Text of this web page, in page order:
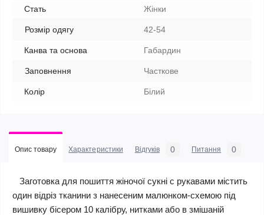
Стать Жінки
Розмір одягу 42-54
Канва та основа Габардин
Заповнення Часткове
Колір Білий
Опис товару Характеристики Відгуків 0 Питання 0
Заготовка для пошиття жіночої сукні c рукавами містить
один відріз тканини з нанесеним малюнком-схемою під
вишивку бісером 10 калібру, нитками або в змішаній